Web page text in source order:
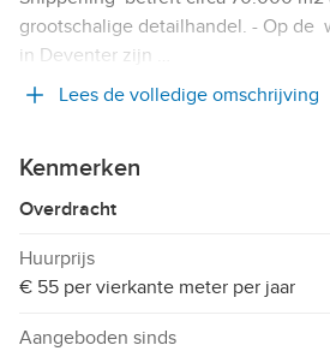
grootschalige detailhandel. - Op de
in Deventer zijn …
Lees de volledige omschrijving
Kenmerken
Overdracht
Huurprijs
€ 55 per vierkante meter per jaar
Aangeboden sinds